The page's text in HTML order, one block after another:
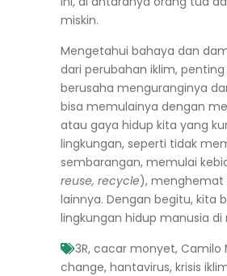
miskin.
Mengetahui bahaya dan
dari perubahan iklim,
berusaha menguranginya
bisa memulainya dengan
atau gaya hidup kita yang
lingkungan, seperti tidak
sembarangan, memulai
reuse, recycle), menghemat
lainnya. Dengan begitu, kita
lingkungan hidup manusia
3R, cacar monyet, Camilo
change, hantavirus, krisis